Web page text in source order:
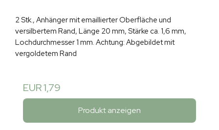
2 Stk., Anhänger mit emaillierter Oberfläche und
versilbertem Rand, Länge 20 mm, Stärke ca. 1,6 mm,
Lochdurchmesser 1 mm. Achtung: Abgebildet mit
vergoldetem Rand
EUR 1,79
Produkt anzeigen